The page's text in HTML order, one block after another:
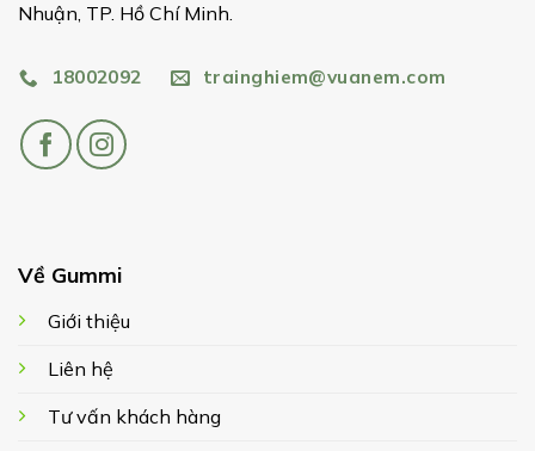
Nhuận, TP. Hồ Chí Minh.
18002092 trainghiem@vuanem.com
Về Gummi
Giới thiệu
Liên hệ
Tư vấn khách hàng